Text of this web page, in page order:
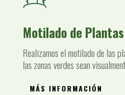
Motilado de Plantas
Realizamos el motilado de las
las zonas verdes sean
MÁS INFORMACIÓN